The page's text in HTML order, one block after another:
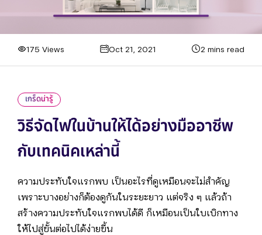
175 Views Oct 21, 2021 2 mins read
เกร็ดน่ารู้
วิธีจัดไฟในบ้านให้ได้อย่างมืออาชีพ
กับเทคนิคเหล่านี้
ความประทับใจแรกพบ เป็นอะไรที่ดูเหมือนจะไม่สำคัญ
เพราะบางอย่างก็ต้องดูกันในระยะยาว แต่จริง ๆ แล้วถ้า
สร้างความประทับใจแรกพบได้ดี ก็เหมือนเป็นใบเบิกทาง
ให้ไปสู่ขั้นต่อไปได้ง่ายขึ้น